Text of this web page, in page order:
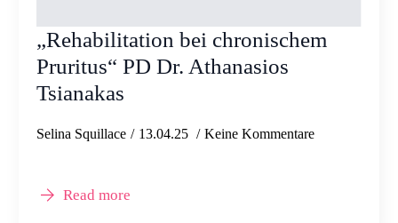
„Rehabilitation bei chronischem
Pruritus“ PD Dr. Athanasios
Tsianakas
Selina Squillace 13.04.25 Keine Kommentare
Read more